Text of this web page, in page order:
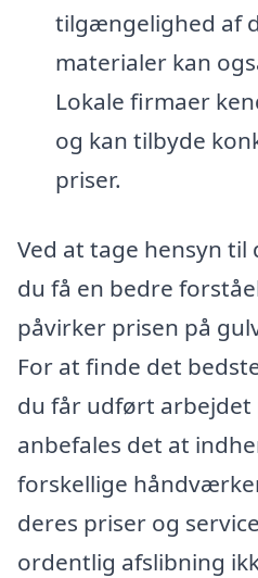
tilgængelighed af
materialer kan
Lokale firmaer
og kan tilbyde
priser.
Ved at tage hensyn til
du få en bedre
påvirker prisen på
For at finde det
du får udført arbejdet
anbefales det at
forskellige
deres priser og
ordentlig afslibning